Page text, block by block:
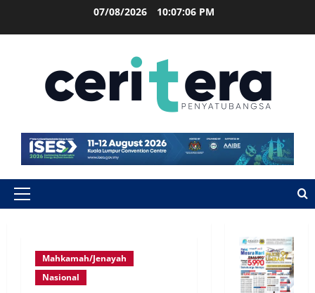
07/08/2026 10:07:07 PM
Mahkamah/Jenayah
Nasional